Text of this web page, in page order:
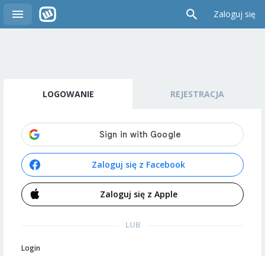
Zaloguj się
LOGOWANIE REJESTRACJA
Zaloguj się z Facebook
Zaloguj się z Apple
LUB
Login